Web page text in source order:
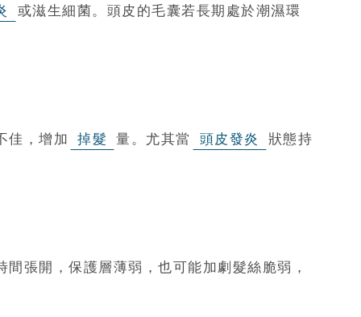
或滋生細菌。頭皮的毛囊若長期處於潮濕環
佳，增加 掉髮 量。尤其當 頭皮發炎 狀態持
張開，保護層薄弱，也可能加劇髮絲脆弱，